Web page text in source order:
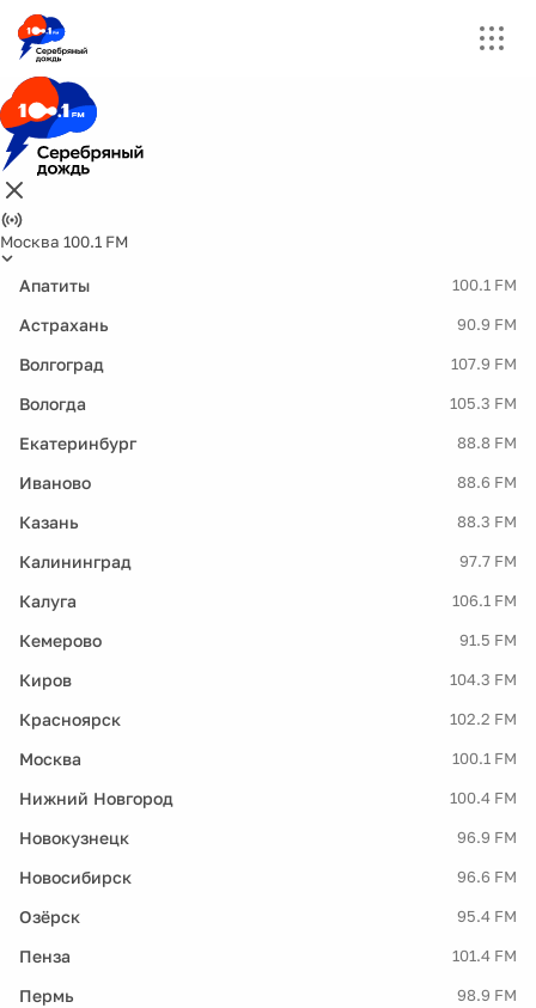
Москва 100.1 FM
Апатиты 100.1 FM
Астрахань 90.9 FM
Волгоград 107.9 FM
Вологда 105.3 FM
Екатеринбург 88.8 FM
Иваново 88.6 FM
Казань 88.3 FM
Калининград 97.7 FM
Калуга 106.1 FM
Кемерово 91.5 FM
Киров 104.3 FM
Красноярск 102.2 FM
Москва 100.1 FM
Нижний Новгород 100.4 FM
Новокузнецк 96.9 FM
Новосибирск 96.6 FM
Озёрск 95.4 FM
Пенза 101.4 FM
Пермь 98.9 FM